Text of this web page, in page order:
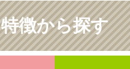
特徴から探す